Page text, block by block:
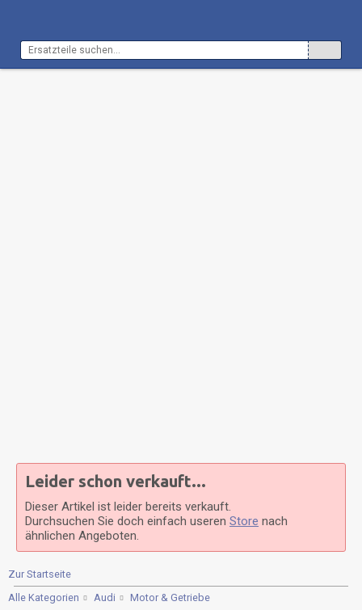
Leider schon verkauft...
Dieser Artikel ist leider bereits verkauft.
Durchsuchen Sie doch einfach useren Store nach
ähnlichen Angeboten.
Zur Startseite
Alle Kategorien
Audi Motor & Getriebe